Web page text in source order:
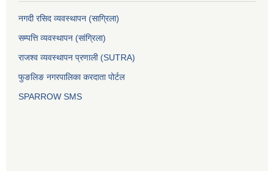
नगदी रसिद व्यवस्थापन (साग्रिला)
सम्पत्ति व्यवस्थापन (सांग्रिला)
राजश्व व्यवस्थापन प्रणाली (SUTRA)
फुङलिङ नगरपालिका करदाता पोर्टल
SPARROW SMS